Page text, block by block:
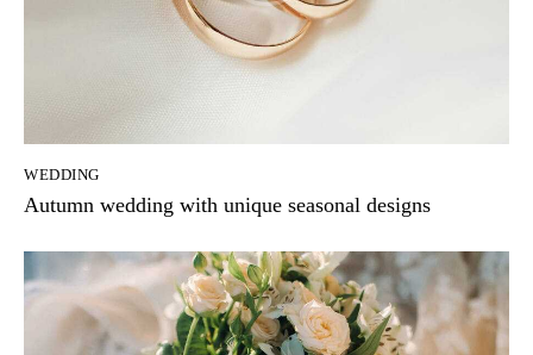
WEDDING
Autumn wedding with unique seasonal designs